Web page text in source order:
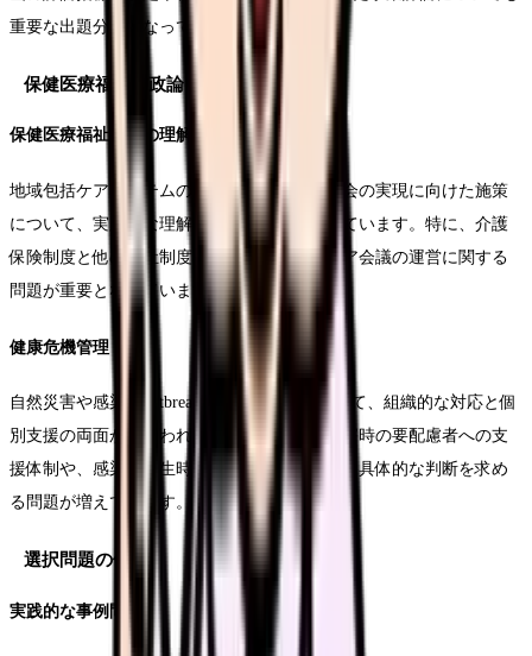
重要な出題分野となっています。
保健医療福祉行政論
保健医療福祉制度の理解
地域包括ケアシステムの構築や、地域共生社会の実現に向けた施策
について、実践的な理解を問う問題が増加しています。特に、介護
保険制度と他の福祉制度との連携や、地域ケア会議の運営に関する
問題が重要となっています。
健康危機管理
自然災害や感染症outbreak時の保健活動について、組織的な対応と個
別支援の両面から問われています。特に、災害時の要配慮者への支
援体制や、感染症発生時の初動対応について、具体的な判断を求め
る問題が増えています。
選択問題の傾向
実践的な事例問題